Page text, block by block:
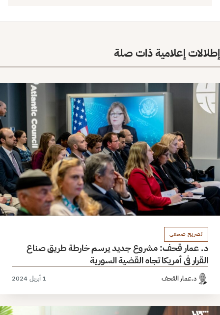
إطلالات إعلامية ذات صلة
تصريح صحفي
د. عمار قحف: مشروع جديد يرسم خارطة طريق صناع
القرار في أمريكا تجاه القضية السورية
د.عمار القحف 1 أبريل 2024